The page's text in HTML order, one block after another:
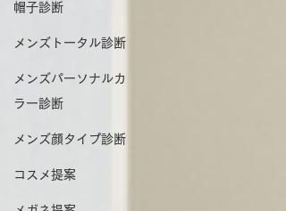
帽子診断
メンズトータル診断
メンズパーソナルカ
ラー診断
メンズ顔タイプ診断
コスメ提案